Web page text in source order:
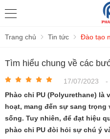
Trang chủ Tin tức Đào tạo
Tìm hiểu chung về các
17/07/2023 -
Phào chỉ PU (Polyurethane) là
hoạt, mang đến sự sang
sống. Tuy nhiên, để đạt hiệu
phào chỉ PU đòi hỏi sự chú ý